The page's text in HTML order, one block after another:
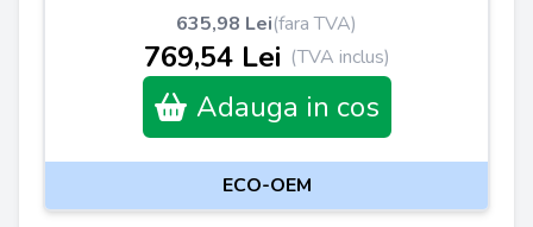
635,98 Lei(fara TVA)
769,54 Lei (TVA inclus)
Adauga in cos
ECO-OEM